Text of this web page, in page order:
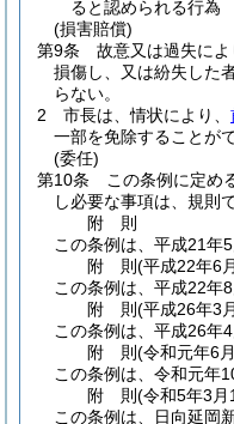
ると認められる行為
(損害賠償)
第9条
故意又は過失に
損傷し、又は紛失した
らない。
2
市長は、情状により、
一部を免除することがで
(委任)
第10条
この条例に定め
し必要な事項は、規則
附 則
この条例は、平成21年
附 則(平成22年6
この条例は、平成22年
附 則(平成26年3
この条例は、平成26年
附 則(令和元年6
この条例は、令和元年
附 則(令和5年3月
この条例は、日向延岡